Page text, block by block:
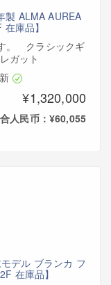
製 ALMA AUREA
庫品】
。 クラシックギ
ガット
¥1,320,000
人民币：¥60,055
デル ブランカ フ
在庫品】